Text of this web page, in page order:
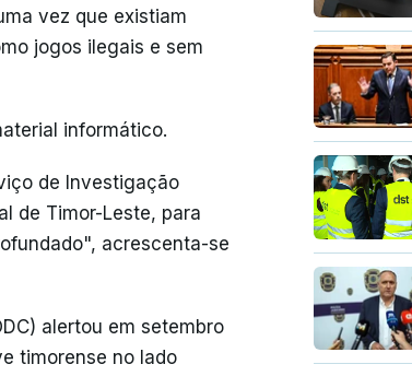
vez que existiam
jogos ilegais e sem
informático.
de Investigação
de Timor-Leste, para
acrescenta-se
alertou em setembro
timorense no lado